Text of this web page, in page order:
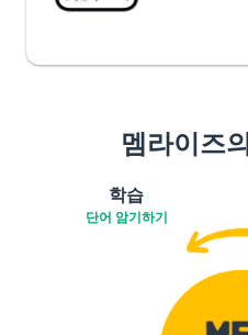
멤라이즈
학습
단어 암기하기